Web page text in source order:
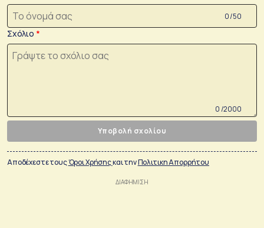
0 /50
Σχόλιο
0 /2000
Υποβολή σχολίου
Αποδέχεστε τουςΌροι Χρήσηςκαι τηνΠολιτικη Απορρήτου